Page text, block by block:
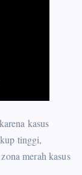
kasus
tinggi,
merah kasus